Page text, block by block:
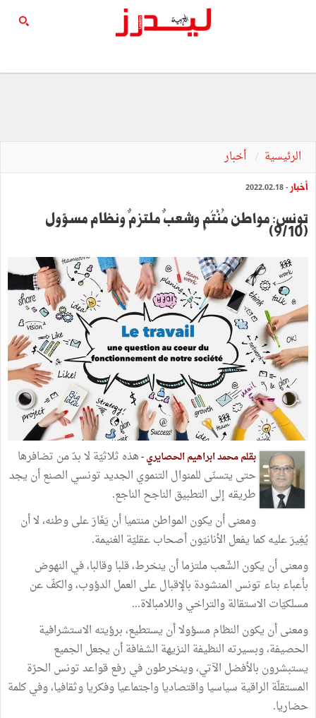
الرئيسية أخبار
أخبار - 2022.02.18
تونس: مواطن مُنْتَمٍ وشعبٌ ملتزمٌ ونظام مسؤول
(9/10)
بقلم محمد ابراهيم الحصايري -هذه ثلاثيّة لا بدّ من تضافرها
حتى يتسنّى للمنوال التنموي الجديد تونسي الصنع أن يجد
طريقه إلى التطبيق الناجح الناجع.
ومعنى أن يكون المواطن منتميا أن يَغَارَ على وطنه، لا أن
يُغِيرَ عليه كما يفعل الأنانيّون أصحاب عقليّة الغنيمة.
ومعنى أن يكون الشّعب ملتزما أن ينخرط، قلبا وقالبا، في النهوض
بأعباء بناء تونس المنشودة بالإقبال على العمل الدؤوب، والكفّ عن
مسلكيّات الاستقالة والتراخي واللامبالاة...
ومعنى أن يكون النظام مسؤولا أن يستطيع، برؤيته الاستشرافية
الحصيفة، وبسيرته النظيفة النزيهة الشفافة أن يجعل الجميع
يستبشرون بالأفضل الآتي، وينخرطون في رفع قواعد تونس الحرّة
المستقلّة الراقية سياسيا واقتصاديا واجتماعيا وفكريا وثقافيا، وفي كلمة
حضاريا.